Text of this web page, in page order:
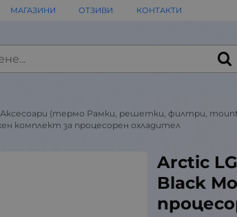
МАГАЗИНИ ОТЗИВИ КОНТАКТИ
Аксесоари (термо Рамки, решетки, филтри,
комплект за процесорен охладител
Arctic
Black